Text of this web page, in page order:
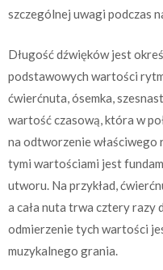
szczególnej uwagi podczas
Długość dźwięków jest
podstawowych wartości
ćwierćnuta, ósemka,
wartość czasową, która w
na odtworzenie
tymi wartościami jest
utworu. Na przykład,
a cała nuta trwa cztery razy
odmierzenie tych wartości
muzykalnego grania.